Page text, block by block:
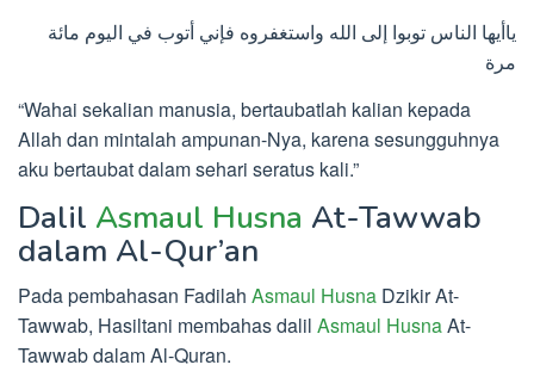
ياأيها الناس توبوا إلى الله واستغفروه فإني أتوب في اليوم مائة
مرة
“Wahai sekalian manusia, bertaubatlah kalian kepada
Allah dan mintalah ampunan-Nya, karena sesungguhnya
aku bertaubat dalam sehari seratus kali.”
Dalil Asmaul Husna At-Tawwab
dalam Al-Qur’an
Pada pembahasan Fadilah Asmaul Husna Dzikir At-
Tawwab, Hasiltani membahas dalil Asmaul HusnaAt-
Tawwab dalam Al-Quran.